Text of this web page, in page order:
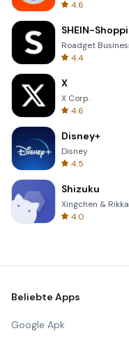
4.6
SHEIN-
Roadget
4.4
X
X Corp.
4.6
Disney+
Disney
4.5
Shizuku
Xingchen & Rikka
4.0
Beliebte Apps
Google Apk